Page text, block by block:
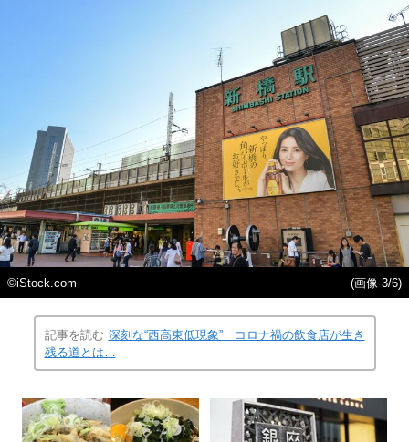
©️iStock.com (画像 3/6)
記事を読む 深刻な“西高東低現象” コロナ禍の飲食店が生き
残る道とは…